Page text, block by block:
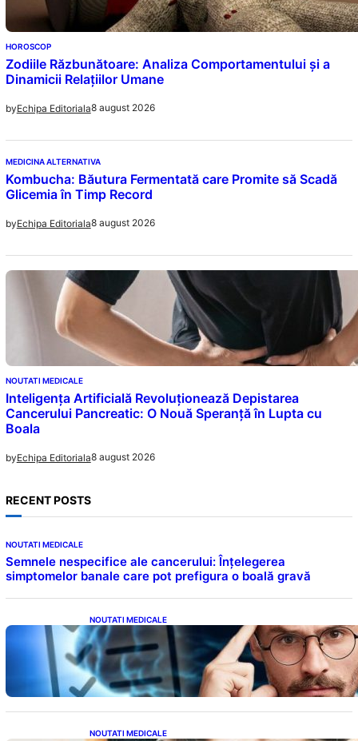
HOROSCOP
Zodiile Răzbunătoare: Analiza Comportamentului și a
Dinamicii Relațiilor Umane
byEchipa Editoriala8 august 2026
MEDICINA ALTERNATIVA
Kombucha: Băutura Fermentată care Promite să Scadă
Glicemia în Timp Record
byEchipa Editoriala8 august 2026
NOUTATI MEDICALE
Inteligența Artificială Revoluționează Depistarea
Cancerului Pancreatic: O Nouă Speranță în Lupta cu
Boala
byEchipa Editoriala8 august 2026
RECENT POSTS
NOUTATI MEDICALE
Semnele nespecifice ale cancerului: Înțelegerea
simptomelor banale care pot prefigura o boală gravă
NOUTATI MEDICALE
Inteligența dincolo de note: Semnele unui IQ
ridicat care nu țin de școală
NOUTATI MEDICALE